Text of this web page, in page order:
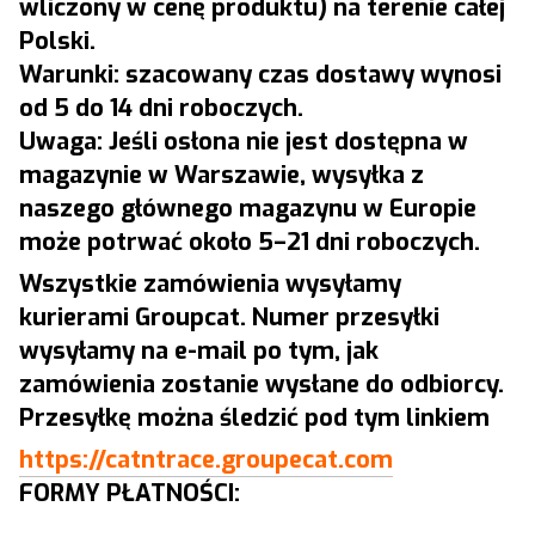
wliczony w cenę produktu) na terenie całej
Polski.
Warunki: szacowany czas dostawy wynosi
od 5 do 14 dni roboczych.
Uwaga: Jeśli osłona nie jest dostępna w
magazynie w Warszawie, wysyłka z
naszego głównego magazynu w Europie
może potrwać około 5–21 dni roboczych.
Wszystkie zamówienia wysyłamy
kurierami Groupcat. Numer przesyłki
wysyłamy na e-mail po tym, jak
zamówienia zostanie wysłane do odbiorcy.
Przesyłkę można śledzić pod tym linkiem
https://catntrace.groupecat.com
FORMY PŁATNOŚCI: